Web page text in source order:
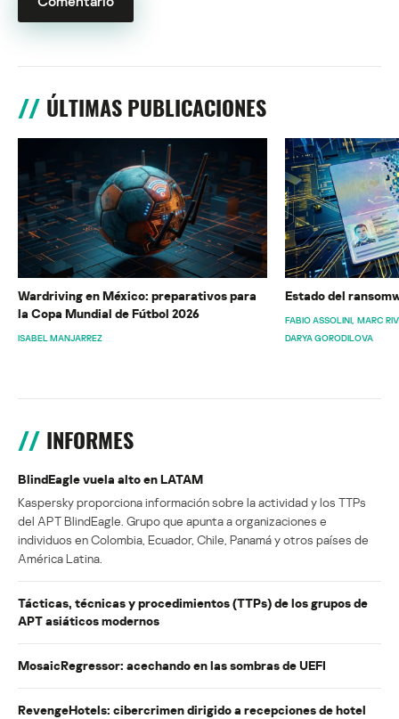
ÚLTIMAS PUBLICACIONES
Wardriving en México: preparativos para
la Copa Mundial de Fútbol 2026
ISABEL MANJARREZ
Estado del
FABIO ASSOLINI MARC
DARYA GORODILOVA
INFORMES
BlindEagle vuela alto en LATAM
Kaspersky proporciona información sobre la actividad y los TTPs
del APT BlindEagle. Grupo que apunta a organizaciones e
individuos en Colombia, Ecuador, Chile, Panamá y otros países de
América Latina.
Tácticas, técnicas y procedimientos (TTPs) de los grupos de
APT asiáticos modernos
MosaicRegressor: acechando en las sombras de UEFI
RevengeHotels: cibercrimen dirigido a recepciones de hotel